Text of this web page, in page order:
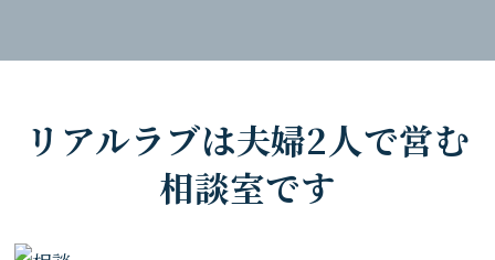
リアルラブは夫婦2人で営む
相談室です